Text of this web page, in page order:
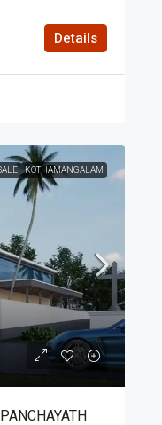
Details
KOTHAMANGALAM